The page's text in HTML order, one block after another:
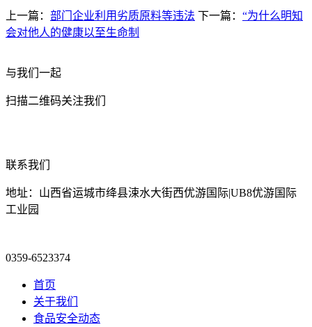
上一篇： 部门企业利用劣质原料等违法 下一篇： “为什么明知
会对他人的健康以至生命制
与我们一起
扫描二维码关注我们
联系我们
地址：山西省运城市绛县涑水大街西优游国际|UB8优游国际
工业园
0359-6523374
首页
关于我们
食品安全动态